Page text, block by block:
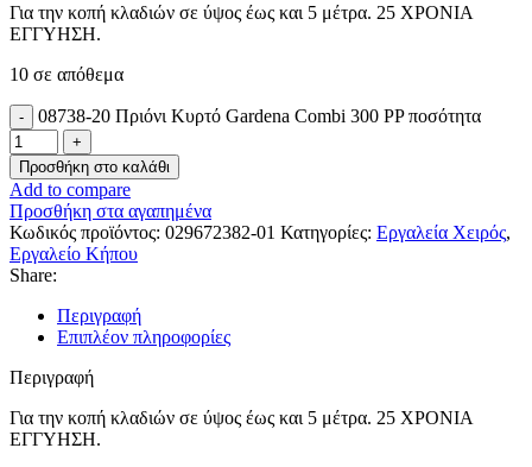
Για την κοπή κλαδιών σε ύψος έως και 5 μέτρα. 25 ΧΡΟΝΙΑ
ΕΓΓΥΗΣΗ.
10 σε απόθεμα
08738-20 Πριόνι Κυρτό Gardena Combi 300 PP ποσότητα
Προσθήκη στο καλάθι
Add to compare
Προσθήκη στα αγαπημένα
Κωδικός προϊόντος: 029672382-01 Κατηγορίες: Εργαλεία Χειρός,
Εργαλείο Κήπου
Share:
Περιγραφή
Επιπλέον πληροφορίες
Περιγραφή
Για την κοπή κλαδιών σε ύψος έως και 5 μέτρα. 25 ΧΡΟΝΙΑ
ΕΓΓΥΗΣΗ.